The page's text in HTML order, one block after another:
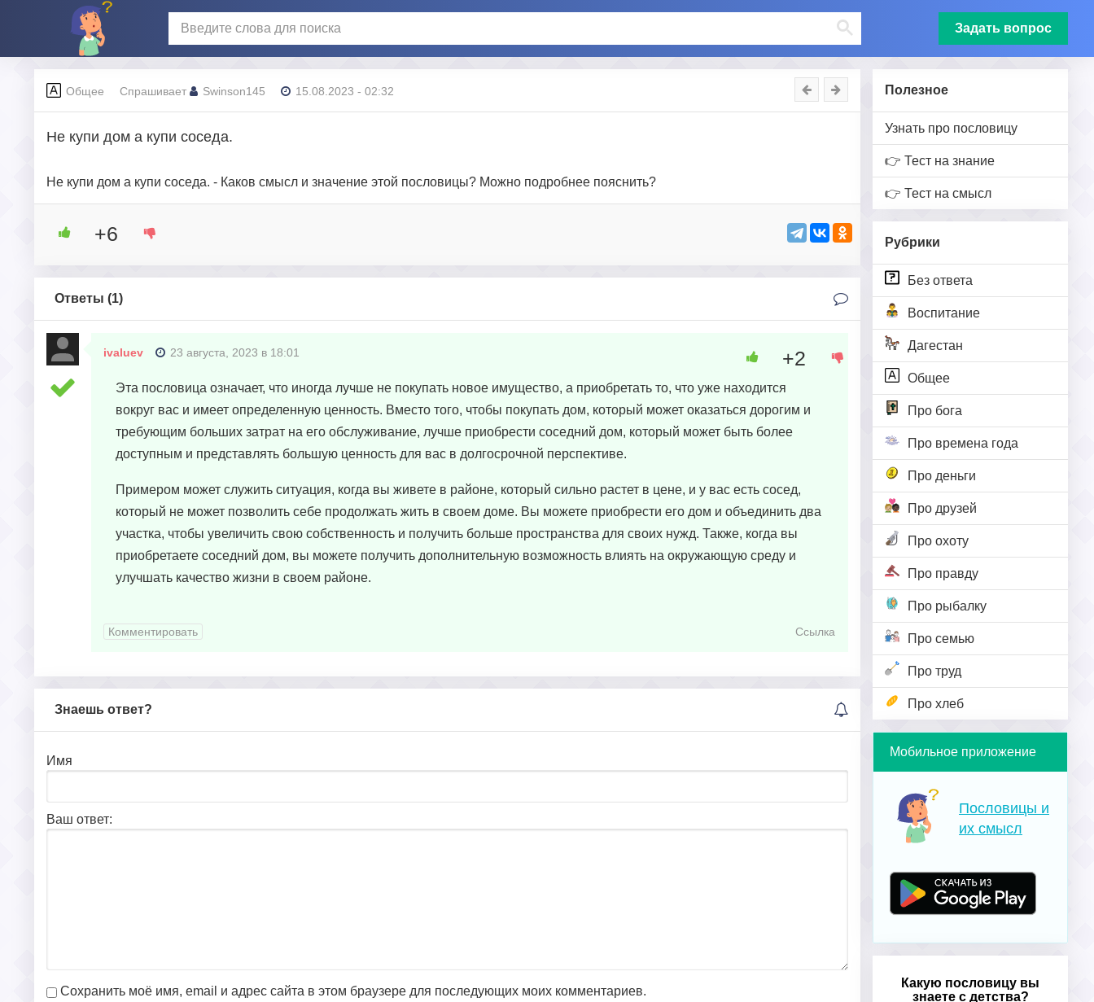
Задать вопрос
Полезное
Узнать про пословицу
👉 Тест на знание
👉 Тест на смысл
Рубрики
Без ответа
Воспитание
Дагестан
Общее
Про бога
Про времена года
Про деньги
Про друзей
Про охоту
Про правду
Про рыбалку
Про семью
Про труд
Про хлеб
Мобильное приложение
Пословицы и
их смысл
Какую пословицу вы
знаете с детства?
Общее Спрашивает Swinson145 15.08.2023 - 02:32
Не купи дом а купи соседа.
Не купи дом а купи соседа. - Каков смысл и значение этой пословицы? Можно подробнее пояснить?
+6
Ответы (1)
ivaluev 23 августа, 2023 в 18:01
Эта пословица означает, что иногда лучше не покупать новое имущество, а приобретать то, что уже находится
вокруг вас и имеет определенную ценность. Вместо того, чтобы покупать дом, который может оказаться дорогим и
требующим больших затрат на его обслуживание, лучше приобрести соседний дом, который может быть более
доступным и представлять большую ценность для вас в долгосрочной перспективе.
Примером может служить ситуация, когда вы живете в районе, который сильно растет в цене, и у вас есть сосед,
который не может позволить себе продолжать жить в своем доме. Вы можете приобрести его дом и объединить два
участка, чтобы увеличить свою собственность и получить больше пространства для своих нужд. Также, когда вы
приобретаете соседний дом, вы можете получить дополнительную возможность влиять на окружающую среду и
улучшать качество жизни в своем районе.
+2
Комментировать Ссылка
Знаешь ответ?
Имя
Ваш ответ:
Сохранить моё имя, email и адрес сайта в этом браузере для последующих моих комментариев.